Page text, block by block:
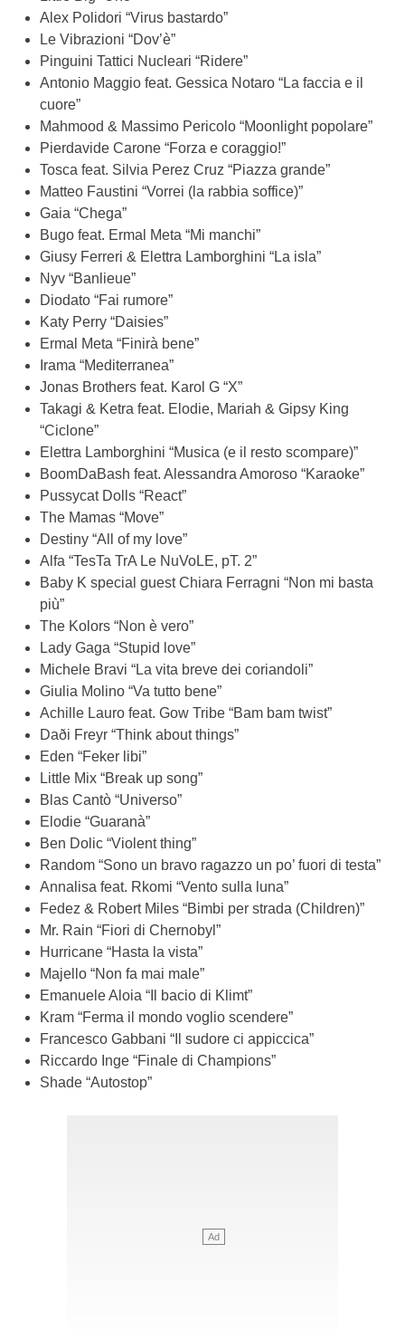
Alex Polidori “Virus bastardo”
Le Vibrazioni “Dov’è”
Pinguini Tattici Nucleari “Ridere”
Antonio Maggio feat. Gessica Notaro “La faccia e il
cuore”
Mahmood & Massimo Pericolo “Moonlight popolare”
Pierdavide Carone “Forza e coraggio!”
Tosca feat. Silvia Perez Cruz “Piazza grande”
Matteo Faustini “Vorrei (la rabbia soffice)”
Gaia “Chega”
Bugo feat. Ermal Meta “Mi manchi”
Giusy Ferreri & Elettra Lamborghini “La isla”
Nyv “Banlieue”
Diodato “Fai rumore”
Katy Perry “Daisies”
Ermal Meta “Finirà bene”
Irama “Mediterranea”
Jonas Brothers feat. Karol G “X”
Takagi & Ketra feat. Elodie, Mariah & Gipsy King
“Ciclone”
Elettra Lamborghini “Musica (e il resto scompare)”
BoomDaBash feat. Alessandra Amoroso “Karaoke”
Pussycat Dolls “React”
The Mamas “Move”
Destiny “All of my love”
Alfa “TesTa TrA Le NuVoLE, pT. 2”
Baby K special guest Chiara Ferragni “Non mi basta
più”
The Kolors “Non è vero”
Lady Gaga “Stupid love”
Michele Bravi “La vita breve dei coriandoli”
Giulia Molino “Va tutto bene”
Achille Lauro feat. Gow Tribe “Bam bam twist”
Daði Freyr “Think about things”
Eden “Feker libi”
Little Mix “Break up song”
Blas Cantò “Universo”
Elodie “Guaranà”
Ben Dolic “Violent thing”
Random “Sono un bravo ragazzo un po’ fuori di testa”
Annalisa feat. Rkomi “Vento sulla luna”
Fedez & Robert Miles “Bimbi per strada (Children)”
Mr. Rain “Fiori di Chernobyl”
Hurricane “Hasta la vista”
Majello “Non fa mai male”
Emanuele Aloia “Il bacio di Klimt”
Kram “Ferma il mondo voglio scendere”
Francesco Gabbani “Il sudore ci appiccica”
Riccardo Inge “Finale di Champions”
Shade “Autostop”